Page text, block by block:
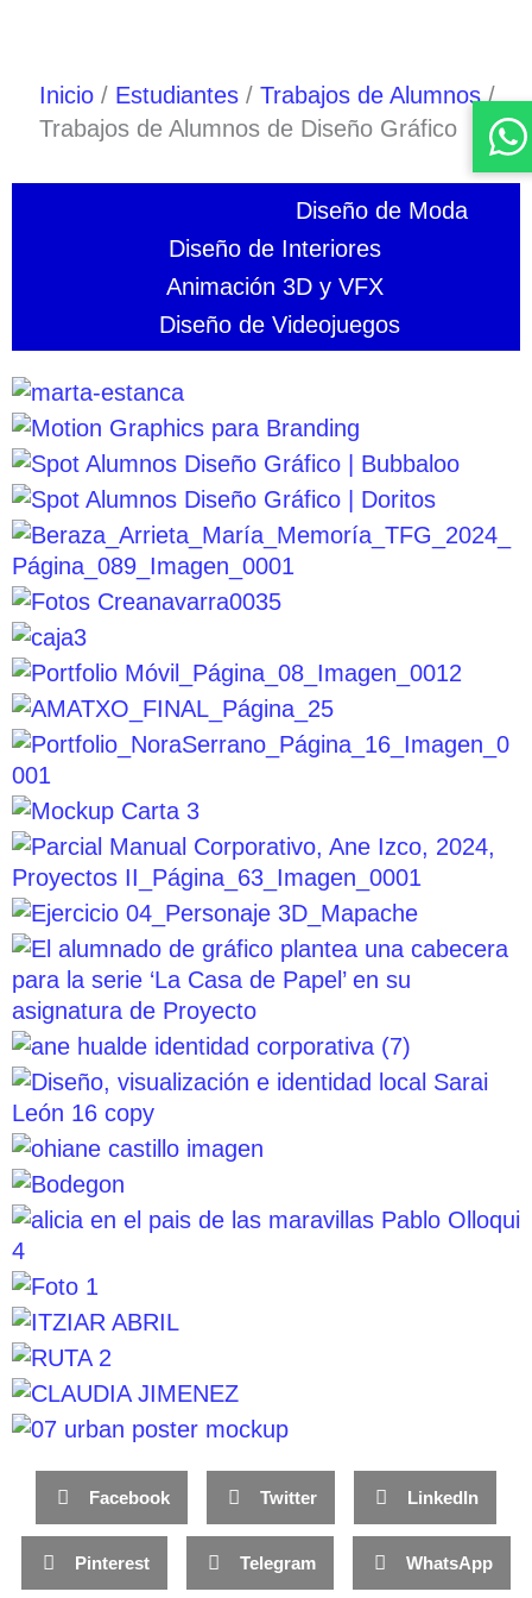
Inicio Estudiantes
Trabajos de Alumnos
Trabajos de Alumnos de Diseño Gráfico
Diseño de Moda
Diseño de Interiores
Animación 3D y VFX
Diseño de Videojuegos
Facebook Twitter LinkedIn
Pinterest Telegram WhatsApp